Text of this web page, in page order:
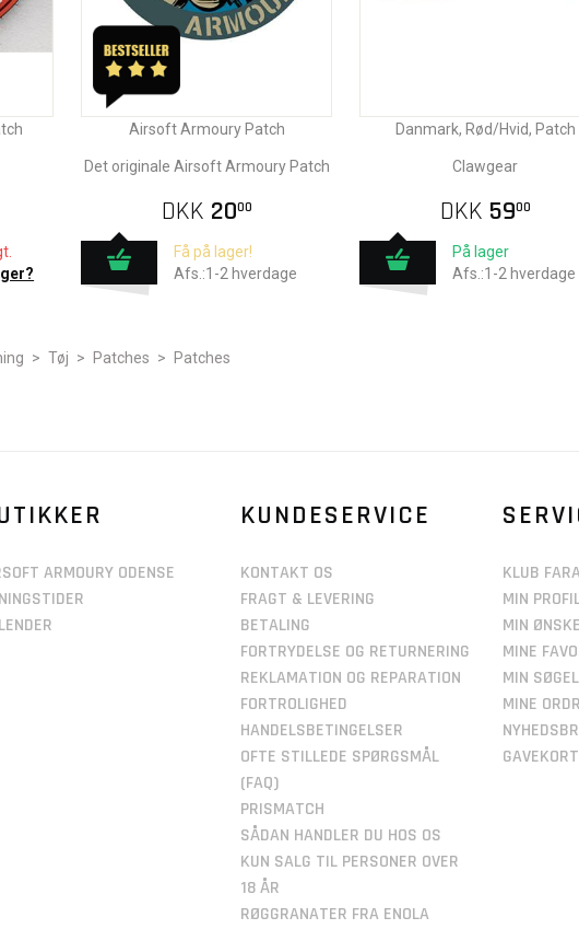
Airsoft Armoury Patch
Det originale Airsoft Armoury Patch
DKK 2000
Få på lager!
Afs.:1-2 hverdage
Danmark, Rød/Hvid, Patch
Clawgear
DKK 5900
På lager
Afs.:1-2 hverdage
> Tøj > Patches > Patches
ARMOURY ODENSE
KUNDESERVICE
KONTAKT OS
FRAGT & LEVERING
BETALING
FORTRYDELSE OG RETURNERING
REKLAMATION OG REPARATION
FORTROLIGHED
HANDELSBETINGELSER
OFTE STILLEDE SPØRGSMÅL
(FAQ)
PRISMATCH
SÅDAN HANDLER DU HOS OS
KUN SALG TIL PERSONER OVER
18 ÅR
RØGGRANATER FRA ENOLA
KLUB
MIN
MIN
MINE
MIN
MINE
GAVEKORT